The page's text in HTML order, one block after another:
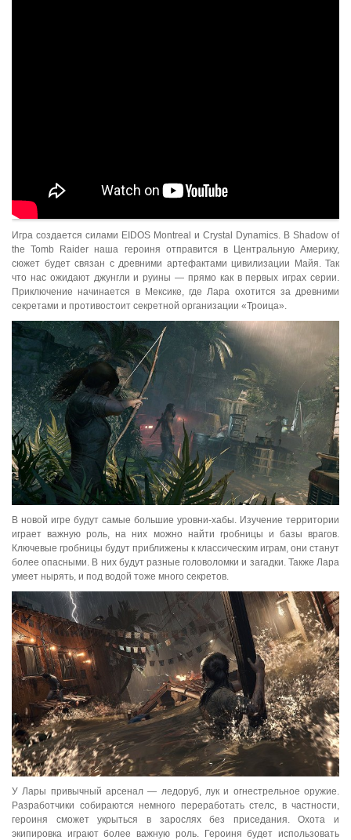
Игра создается силами EIDOS Montreal и Crystal Dynamics. В Shadow of
the Tomb Raider наша героиня отправится в Центральную Америку,
сюжет будет связан с древними артефактами цивилизации Майя. Так
что нас ожидают джунгли и руины — прямо как в первых играх серии.
Приключение начинается в Мексике, где Лара охотится за древними
секретами и противостоит секретной организации «Троица».
В новой игре будут самые большие уровни-хабы. Изучение территории
играет важную роль, на них можно найти гробницы и базы врагов.
Ключевые гробницы будут приближены к классическим играм, они станут
более опасными. В них будут разные головоломки и загадки. Также Лара
умеет нырять, и под водой тоже много секретов.
У Лары привычный арсенал — ледоруб, лук и огнестрельное оружие.
Разработчики собираются немного переработать стелс, в частности,
героиня сможет укрыться в зарослях без приседания. Охота и
экипировка играют более важную роль. Героиня будет использовать